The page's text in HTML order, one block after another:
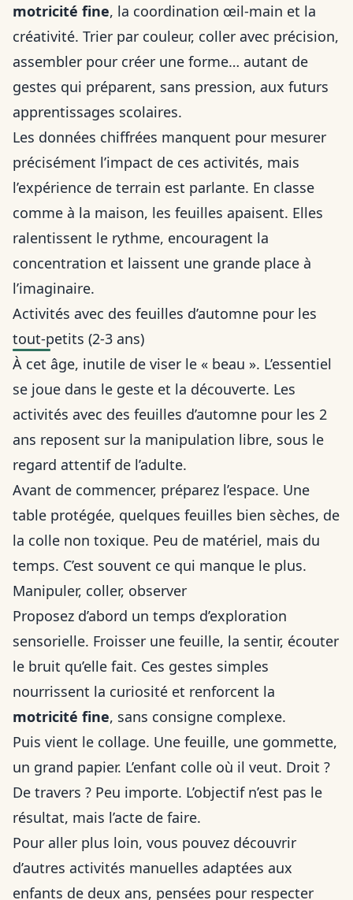
motricité fine, la coordination œil-main et la
créativité. Trier par couleur, coller avec précision,
assembler pour créer une forme… autant de
gestes qui préparent, sans pression, aux futurs
apprentissages scolaires.
Les données chiffrées manquent pour mesurer
précisément l’impact de ces activités, mais
l’expérience de terrain est parlante. En classe
comme à la maison, les feuilles apaisent. Elles
ralentissent le rythme, encouragent la
concentration et laissent une grande place à
l’imaginaire.
Activités avec des feuilles d’automne pour les
tout-petits (2-3 ans)
À cet âge, inutile de viser le « beau ». L’essentiel
se joue dans le geste et la découverte. Les
activités avec des feuilles d’automne pour les 2
ans reposent sur la manipulation libre, sous le
regard attentif de l’adulte.
Avant de commencer, préparez l’espace. Une
table protégée, quelques feuilles bien sèches, de
la colle non toxique. Peu de matériel, mais du
temps. C’est souvent ce qui manque le plus.
Manipuler, coller, observer
Proposez d’abord un temps d’exploration
sensorielle. Froisser une feuille, la sentir, écouter
le bruit qu’elle fait. Ces gestes simples
nourrissent la curiosité et renforcent la
motricité fine, sans consigne complexe.
Puis vient le collage. Une feuille, une gommette,
un grand papier. L’enfant colle où il veut. Droit ?
De travers ? Peu importe. L’objectif n’est pas le
résultat, mais l’acte de faire.
Pour aller plus loin, vous pouvez découvrir
d’autres activités manuelles adaptées aux
enfants de deux ans, pensées pour respecter